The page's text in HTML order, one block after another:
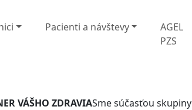
Pacienti a návštevy
AGEL
PZS
VÁŠHO ZDRAVIASme súčasťou skupiny